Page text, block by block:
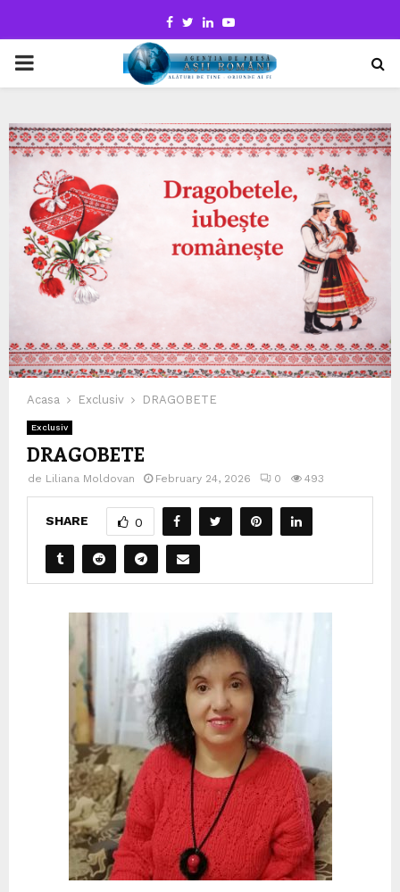
Facebook
TwitterLinkedinYoutube
PRIMARY
Acasa Exclusiv DRAGOBETE
Exclusiv
DRAGOBETE
de Liliana Moldovan February 24, 2026 0 493
SHARE 0